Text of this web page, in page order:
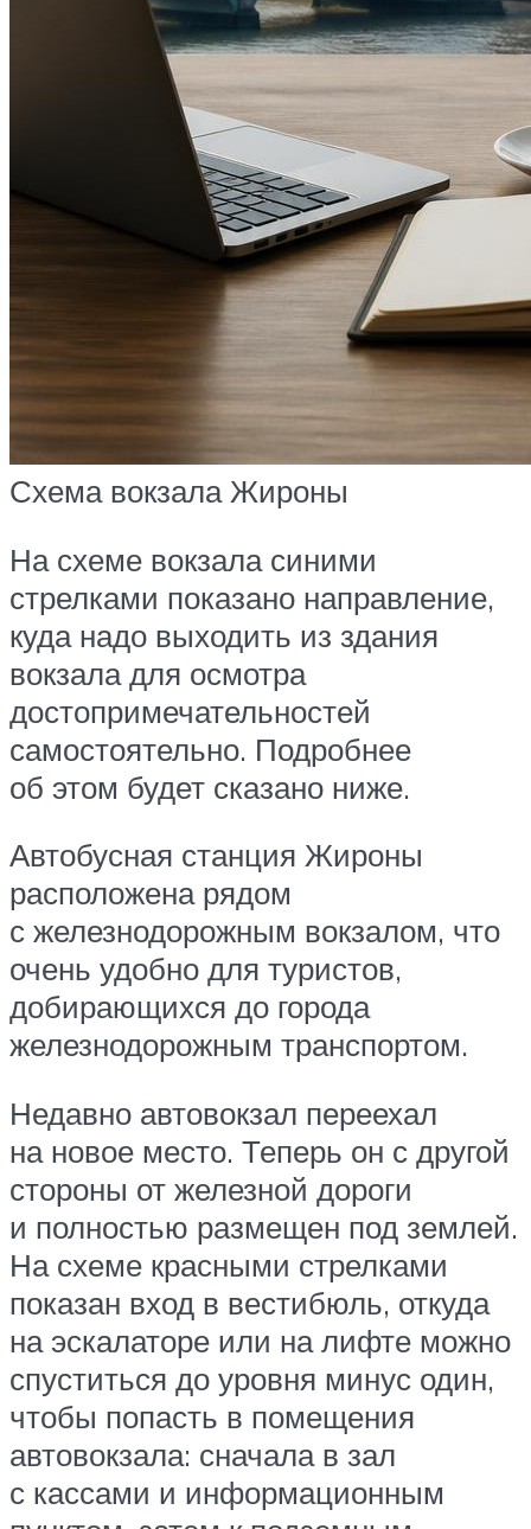
Схема вокзала Жироны
На схеме вокзала синими
стрелками показано направление,
куда надо выходить из здания
вокзала для осмотра
достопримечательностей
самостоятельно. Подробнее
об этом будет сказано ниже.
Автобусная станция Жироны
расположена рядом
с железнодорожным вокзалом, что
очень удобно для туристов,
добирающихся до города
железнодорожным транспортом.
Недавно автовокзал переехал
на новое место. Теперь он с другой
стороны от железной дороги
и полностью размещен под землей.
На схеме красными стрелками
показан вход в вестибюль, откуда
на эскалаторе или на лифте можно
спуститься до уровня минус один,
чтобы попасть в помещения
автовокзала: сначала в зал
с кассами и информационным